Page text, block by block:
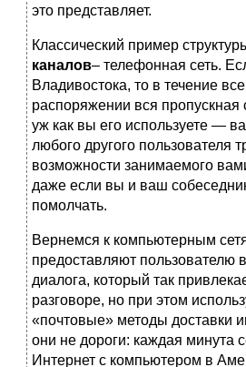
это представляет.
Классический пример
каналов– телефонная сеть.
Владивостока, то в течение
распоряжении вся пропускная
уж как вы его используете —
любого другого пользователя
возможности занимаемого
даже если вы и ваш
помолчать.
Вернемся к компьютерным
предоставляют пользователю
диалога, который так
разговоре, но при этом
«почтовые» методы доставки
они не дороги: каждая минута
Интернет с компьютером в